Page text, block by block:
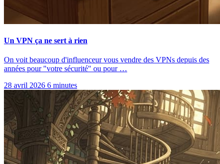
Un VPN ça ne sert à rien
On voit beaucoup d'influenceur vous vendre des VPNs depuis des
années pour "votre sécurité" ou pour …
28 avril 2026 6 minutes